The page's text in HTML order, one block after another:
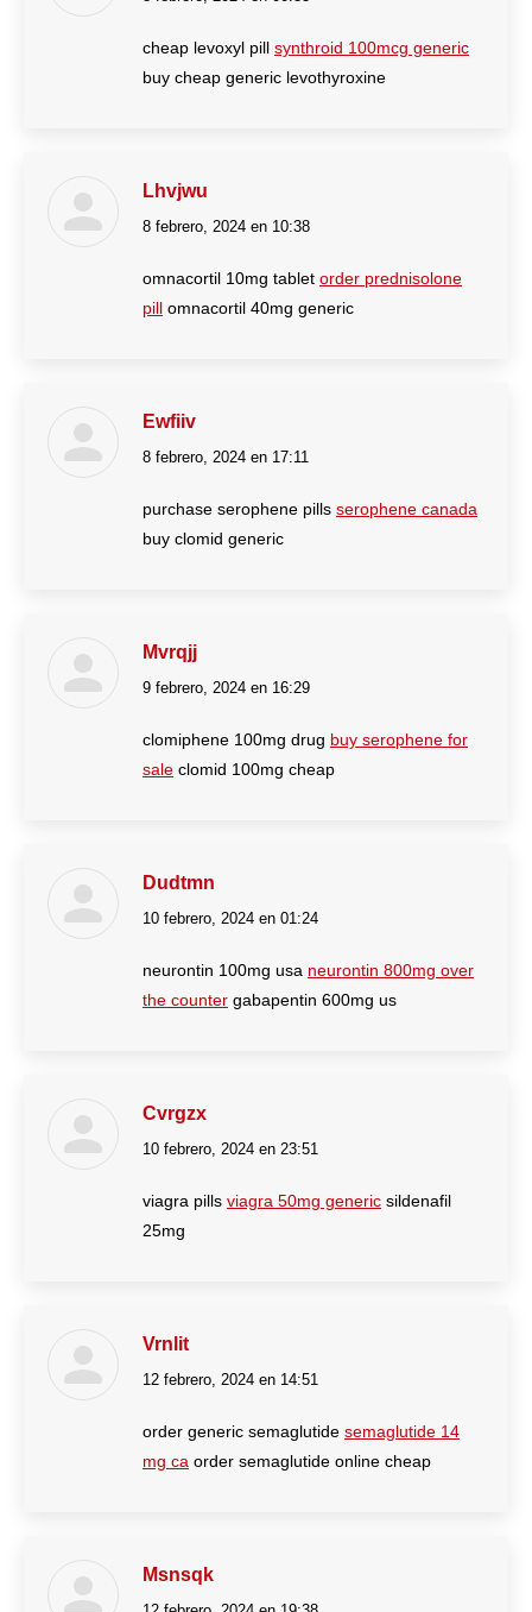
cheap levoxyl pill synthroid 100mcg generic
buy cheap generic levothyroxine
Lhvjwu
dice:
8 febrero, 2024 en 10:38
omnacortil 10mg tablet order prednisolone
pill omnacortil 40mg generic
Ewfiiv
dice:
8 febrero, 2024 en 17:11
purchase serophene pills serophene canada
buy clomid generic
Mvrqjj
dice:
9 febrero, 2024 en 16:29
clomiphene 100mg drug buy serophene for
sale clomid 100mg cheap
Dudtmn
dice:
10 febrero, 2024 en 01:24
neurontin 100mg usa neurontin 800mg over
the counter gabapentin 600mg us
Cvrgzx
dice:
10 febrero, 2024 en 23:51
viagra pills viagra 50mg generic sildenafil
25mg
Vrnlit
dice:
12 febrero, 2024 en 14:51
order generic semaglutide semaglutide 14
mg ca order semaglutide online cheap
Msnsqk